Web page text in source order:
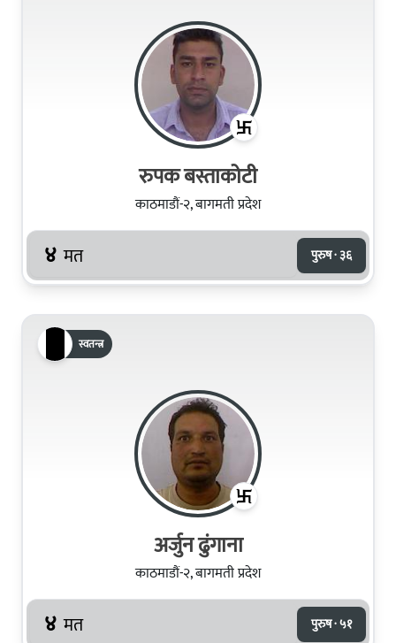
रुपक बस्ताकोटी
काठमाडौं-२, बागमती प्रदेश
४ मत पुरुष · ३६
स्वतन्त्र
अर्जुन ढुंगाना
काठमाडौं-२, बागमती प्रदेश
४ मत पुरुष · ५१